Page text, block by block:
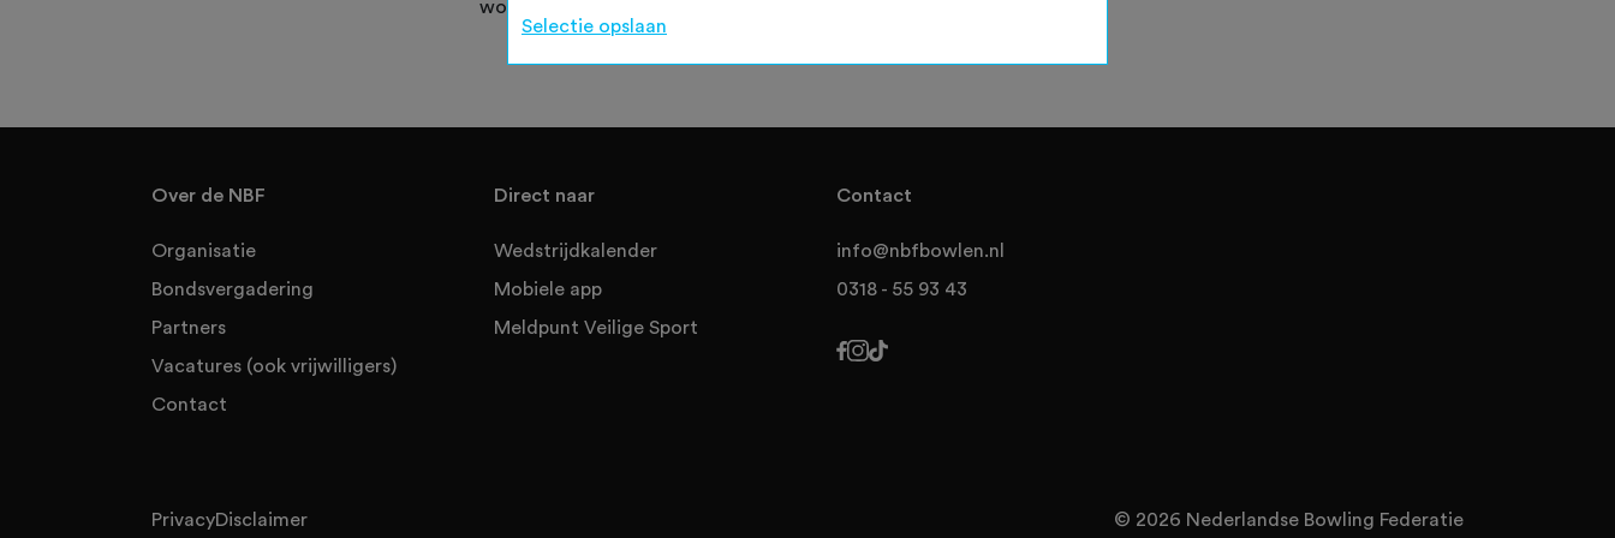
worden niet opgenomen in de overall scoreverwerking van de NBF.
Over de NBF
Organisatie
Bondsvergadering
Partners
Vacatures (ook vrijwilligers)
Contact
Direct naar
Wedstrijdkalender
Mobiele app
Meldpunt Veilige Sport
Contact
info@nbfbowlen.nl
0318 - 55 93 43
© 2026 Nederlandse Bowling Federatie
PrivacyDisclaimer
Selectie opslaan